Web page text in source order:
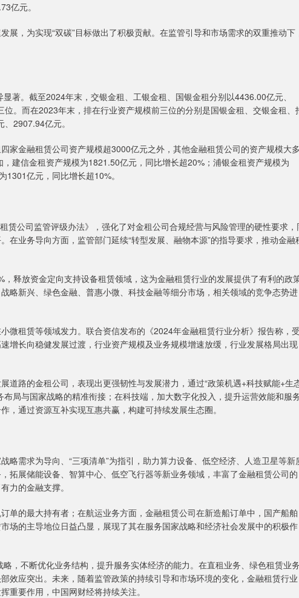
亿元。
，为实现“双碳”目标做出了积极贡献。在监管引导和市场需求的双重推动下
。截至2024年末，交银金租、工银金租、国银金租分别以4436.00亿元、
。而在2023年末，排在行业资产规模前三位的分别是国银金租、交银金租、
2907.94亿元。
金融租赁公司资产规模超3000亿元之外，其他金融租赁公司的资产规模大多
建信金租资产规模为1821.50亿元，同比增长超20%；浦银金租资产规模为
亿元，同比增长超10%。
公司监管评级办法》，强化了对金租公司合规经营与风险管理的硬性要求，
在业务导向方面，监管部门延续“转型发展、融物本源”的指导要求，推动金融
释放资金定向支持设备租赁领域，这为金融租赁行业的发展提供了有利的政
略新兴、绿色金融、普惠小微、科技金融等细分市场，相关领域的竞争态势进
租赁等领域发力。联合资信发布的《2024年金融租赁行业分析》报告称，受
增长向稳健发展过渡，行业资产规模及业务规模增速放缓，行业发展格局出现
路的金租公司，表现出更强韧性与发展潜力，通过“政策机遇+科技赋能+生
局与国家战略的精准衔接；在科技端，加大数字化投入，提升运营效能和服
，通过资源互补实现互惠共赢，构建可持续发展生态圈。
需求为导向、“三项清单”为指引，助力算力设备、低空经济、人造卫星等新
拓展储能设备、智算中心、低空飞行器等新业务领域，丰富了金融租赁公司的
力的金融支撑。
的最大持有者；在航运业务方面，金融租赁公司在新造船订单中，国产船舶
场的主导地位日益凸显，展现了其在服务国家战略和经济社会发展中的积极作
不断优化业务结构，提升服务实体经济的能力。在直租业务、绿色租赁业务
效应突出。未来，随着监管政策的持续引导和市场环境的变化，金融租赁行业
重要作用，中国网财经将持续关注。